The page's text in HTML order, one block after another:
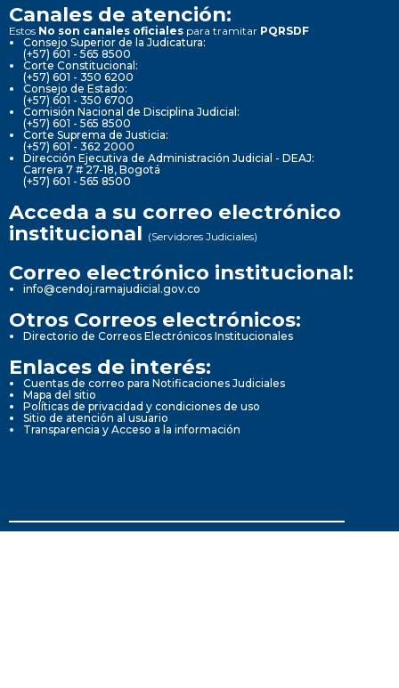
Canales de atención:
Estos No son canales oficiales para tramitar PQRSDF
Consejo Superior de la Judicatura:
(+57) 601 - 565 8500
Corte Constitucional:
(+57) 601 - 350 6200
Consejo de Estado:
(+57) 601 - 350 6700
Comisión Nacional de Disciplina Judicial:
(+57) 601 - 565 8500
Corte Suprema de Justicia:
(+57) 601 - 362 2000
Dirección Ejecutiva de Administración Judicial - DEAJ:
Carrera 7 # 27-18, Bogotá
(+57) 601 - 565 8500
Acceda a su correo electrónico
institucional (Servidores Judiciales)
Correo electrónico institucional:
info@cendoj.ramajudicial.gov.co
Otros Correos electrónicos:
Directorio de Correos Electrónicos Institucionales
Enlaces de interés:
Cuentas de correo para Notificaciones Judiciales
Mapa del sitio
Políticas de privacidad y condiciones de uso
Sitio de atención al usuario
Transparencia y Acceso a la información